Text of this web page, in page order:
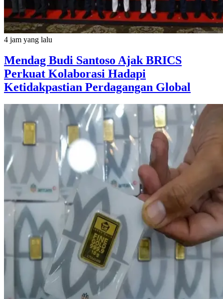
4 jam yang lalu
Mendag Budi Santoso Ajak BRICS
Perkuat Kolaborasi Hadapi
Ketidakpastian Perdagangan Global